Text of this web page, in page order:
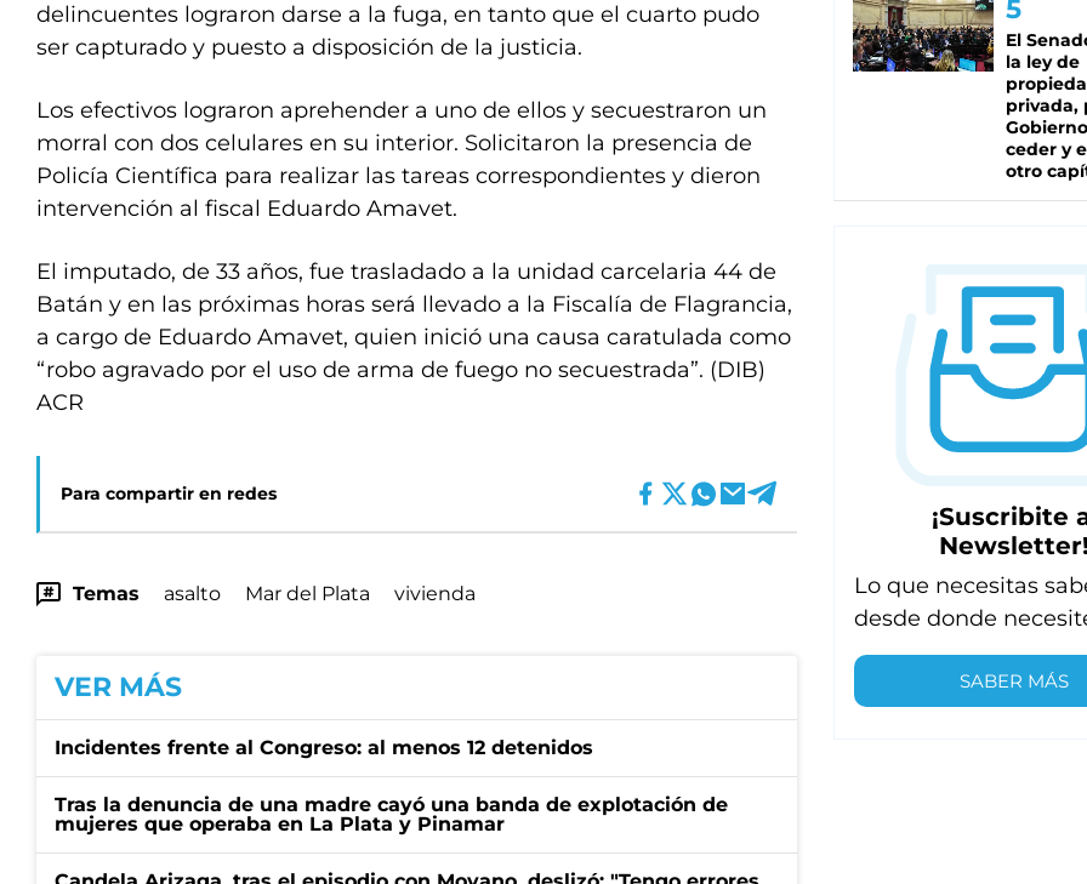
delincuentes lograron darse a la fuga, en tanto que el cuarto pudo
ser capturado y puesto a disposición de la justicia.
Los efectivos lograron aprehender a uno de ellos y secuestraron un
morral con dos celulares en su interior. Solicitaron la presencia de
Policía Científica para realizar las tareas correspondientes y dieron
intervención al fiscal Eduardo Amavet.
El imputado, de 33 años, fue trasladado a la unidad carcelaria 44 de
Batán y en las próximas horas será llevado a la Fiscalía de Flagrancia,
a cargo de Eduardo Amavet, quien inició una causa caratulada como
“robo agravado por el uso de arma de fuego no secuestrada”. (DIB)
ACR
Para compartir en redes
Temas asalto Mar del Plata vivienda
VER MÁS
Incidentes frente al Congreso: al menos 12 detenidos
Tras la denuncia de una madre cayó una banda de explotación de
mujeres que operaba en La Plata y Pinamar
El
la ley de
privada,
ceder y
otro
¡Suscribite
Newsletter!
Lo que necesitas
desde donde
SABER MÁS